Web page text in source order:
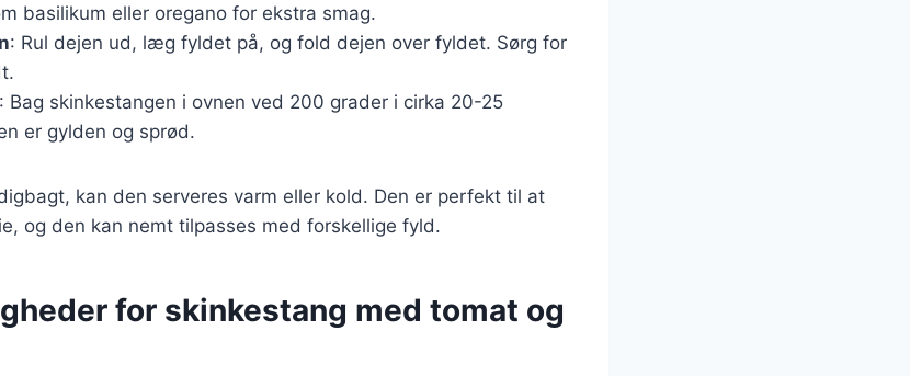
basilikum eller oregano for ekstra smag.
: Rul dejen ud, læg fyldet på, og fold dejen over fyldet. Sørg for
: Bag skinkestangen i ovnen ved 200 grader i cirka 20-25
er gylden og sprød.
kan den serveres varm eller kold. Den er perfekt til at
og den kan nemt tilpasses med forskellige fyld.
for skinkestang med tomat og